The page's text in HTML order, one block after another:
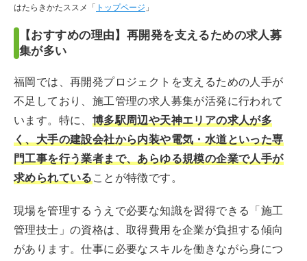
はたらきかたススメ「 トップページ 」
【おすすめの理由】再開発を支えるための求人募
集が多い
福岡では、再開発プロジェクトを支えるための人手が
不足しており、施工管理の求人募集が活発に行われて
います。特に、 博多駅周辺や天神エリアの求人が多
く、大手の建設会社から内装や電気・水道といった専
門工事を行う業者まで、あらゆる規模の企業で人手が
求められていることが特徴です。
現場を管理するうえで必要な知識を習得できる「施工
管理技士」の資格は、取得費用を企業が負担する傾向
があります。仕事に必要なスキルを働きながら身につ